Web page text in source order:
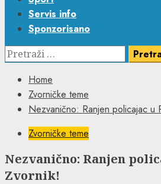
Servis info
Sponzorisano
Pretraga:
Home
Zvorničke teme
Nezvanično: Ranjen policajac u
Zvorničke teme
Nezvanično: Ranjen
Zvornik!